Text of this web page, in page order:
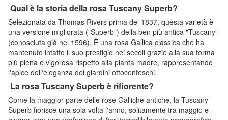
Qual è la storia della rosa Tuscany Superb?
Selezionata da Thomas Rivers prima del 1837, questa varietà è
una versione migliorata ("Superb") della ben più antica "Tuscany"
(conosciuta già nel 1596). È una rosa Gallica classica che ha
mantenuto intatto il suo prestigio nei secoli grazie alla sua forma
più piena e vigorosa rispetto alla pianta madre, rappresentando
l'apice dell'eleganza dei giardini ottocenteschi.
La rosa Tuscany Superb è rifiorente?
Come la maggior parte delle rose Galliche antiche, la Tuscany
Superb fiorisce una sola volta l'anno, solitamente tra maggio e